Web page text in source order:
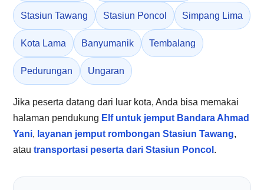
Stasiun Tawang Stasiun Poncol Simpang Lima
Kota Lama Banyumanik Tembalang
Pedurungan Ungaran
Jika peserta datang dari luar kota, Anda bisa memakai
halaman pendukung Elf untuk jemput Bandara Ahmad
Yani, layanan jemput rombongan Stasiun Tawang,
atautransportasi peserta dari Stasiun Poncol .